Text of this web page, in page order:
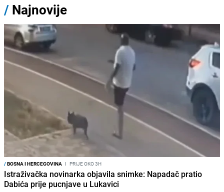
/ Najnovije
/BOSNA I HERCEGOVINA I PRIJE OKO 3H
Istraživačka novinarka objavila snimke: Napadač pratio
Dabića prije pucnjave u Lukavici